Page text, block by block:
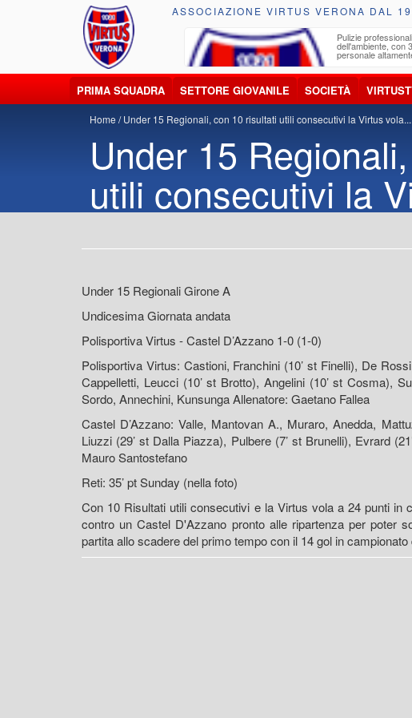
ASSOCIAZIONE VIRTUS VERONA DAL
trasporto, smaltimento e recupero di Pulizie
dell'ambiente, con
personale
PRIMA SQUADRA SETTORE GIOVANILE SOCIETÀ
Home Under 15 Regionali, con 10 risultati utili consecutivi la Virtus vola....
Under 15
utili consecutivi la
Under 15 Regionali Girone A
Undicesima Giornata andata
Polisportiva Virtus - Castel D’Azzano 1-0 (1-0)
Polisportiva Virtus: Castioni, Franchini (10’ st Finelli), De
Cappelletti, Leucci (10’ st Brotto), Angelini (10’ st Cosma),
Sordo, Annechini, Kunsunga Allenatore: Gaetano Fallea
Castel D’Azzano: Valle, Mantovan A., Muraro, Anedda,
Liuzzi (29’ st Dalla Piazza), Pulbere (7’ st Brunelli), Evrard
Mauro Santostefano
Reti: 35’ pt Sunday (nella foto)
Con 10 Risultati utili consecutivi e la Virtus vola a 24 punti
contro un Castel D'Azzano pronto alle ripartenza per poter
partita allo scadere del primo tempo con il 14 gol in campionato